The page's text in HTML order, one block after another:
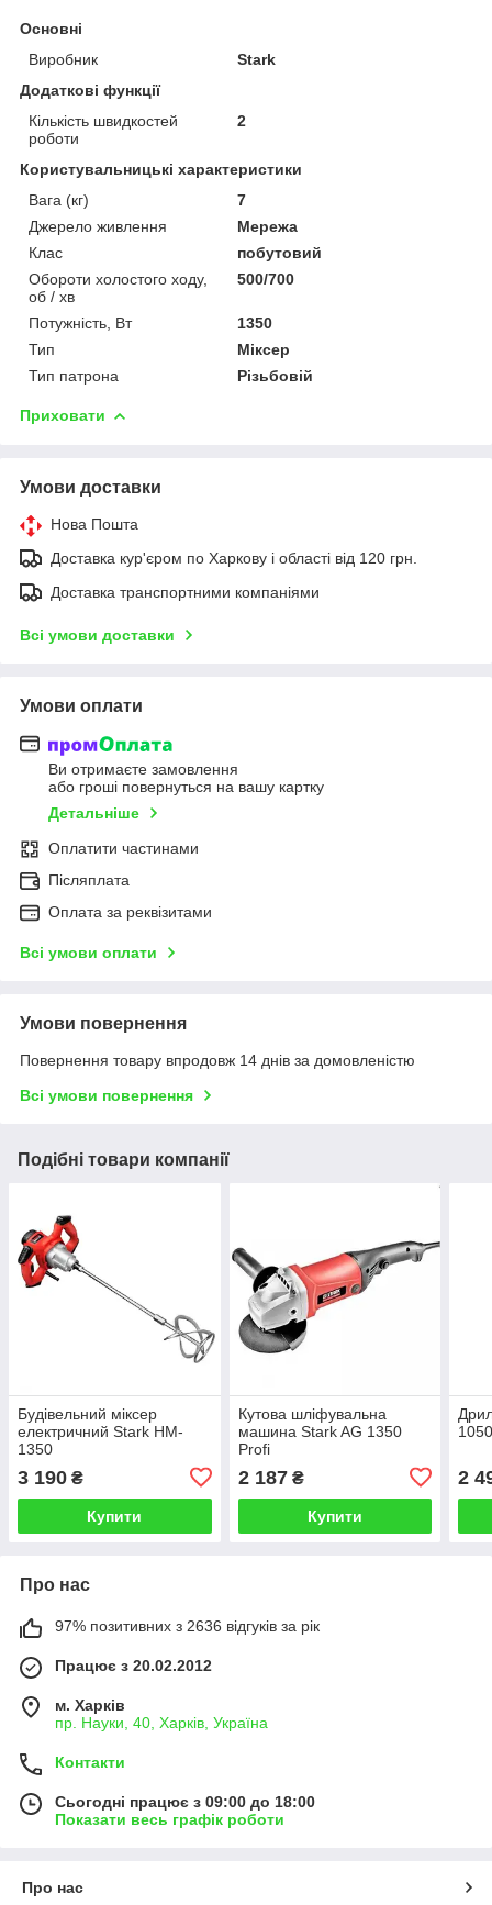
Основні
Виробник
Stark
Додаткові функції
Кількість швидкостей
роботи
2
Користувальницькі характеристики
Вага (кг)
7
Джерело живлення
Мережа
Клас
побутовий
Обороти холостого ходу,
об / хв
500/700
Потужність, Вт
1350
Тип
Міксер
Тип патрона
Різьбовій
Приховати
Умови доставки
Нова Пошта
Доставка кур'єром по Харкову і області від 120 грн.
Доставка транспортними компаніями
Всі умови доставки
Умови оплати
Ви отримаєте замовлення
або гроші повернуться на вашу картку
Детальніше
Оплатити частинами
Післяплата
Оплата за реквізитами
Всі умови оплати
Умови повернення
Повернення товару впродовж 14 днів за домовленістю
Всі умови повернення
Подібні товари компанії
Будівельний міксер
електричний Stark HM-
1350
3 190 ₴
Купити
Кутова шліфувальна
машина Stark AG 1350
Profi
2 187₴
Купити
2
Про нас
97% позитивних з 2636 відгуків за рік
Працює з 20.02.2012
м. Харків
пр. Науки, 40, Харків, Україна
Контакти
Сьогодні працює з 09:00 до 18:00
Показати весь графік роботи
Про нас